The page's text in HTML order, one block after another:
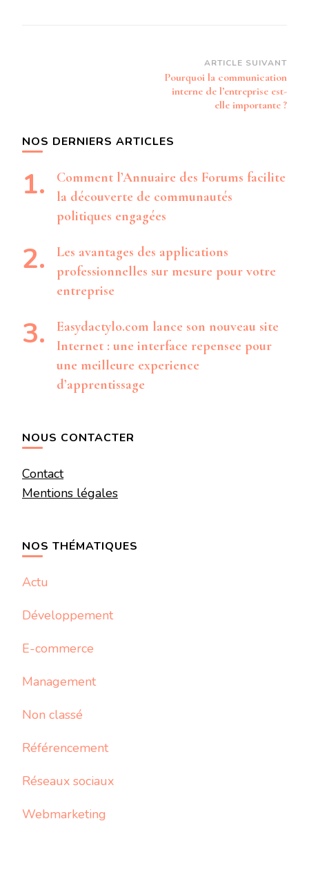
ARTICLE SUIVANT
Pourquoi la communication
interne de l’entreprise est-
elle importante ?
NOS DERNIERS ARTICLES
Comment l’Annuaire des Forums facilite
la découverte de communautés
politiques engagées
Les avantages des applications
professionnelles sur mesure pour votre
entreprise
Easydactylo.com lance son nouveau site
Internet : une interface repensee pour
une meilleure experience
d’apprentissage
NOUS CONTACTER
Contact
Mentions légales
NOS THÉMATIQUES
Actu
Développement
E-commerce
Management
Non classé
Référencement
Réseaux sociaux
Webmarketing